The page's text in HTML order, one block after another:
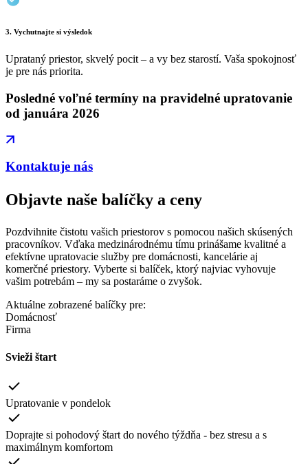
3. Vychutnajte si výsledok
Uprataný priestor, skvelý pocit – a vy bez starostí. Vaša spokojnosť
je pre nás priorita.
Posledné voľné termíny na pravidelné upratovanie
od januára 2026
Kontaktuje nás
Objavte naše balíčky a ceny
Pozdvihnite čistotu vašich priestorov s pomocou našich skúsených
pracovníkov. Vďaka medzinárodnému tímu prinášame kvalitné a
efektívne upratovacie služby pre domácnosti, kancelárie aj
komerčné priestory. Vyberte si balíček, ktorý najviac vyhovuje
vašim potrebám – my sa postaráme o zvyšok.
Aktuálne zobrazené balíčky pre:
Domácnosť
Firma
Svieži štart
Upratovanie v pondelok
Doprajte si pohodový štart do nového týždňa - bez stresu a s
maximálnym komfortom